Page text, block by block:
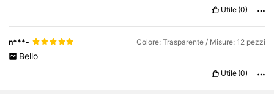
Utile (0)
n***- Colore: Trasparente / Misure: 12 pezzi
Bello
Utile (0)